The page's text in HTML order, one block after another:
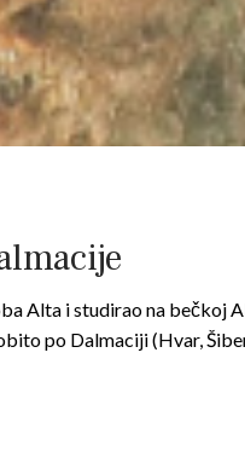
Alta i studirao na bečkoj
po Dalmaciji (Hvar,